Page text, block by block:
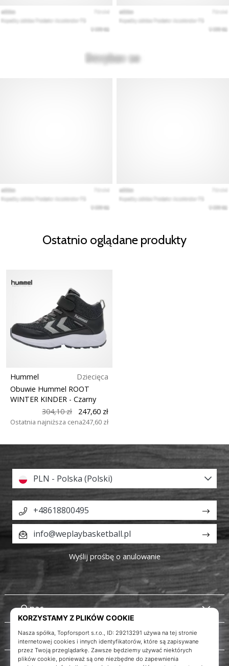
Ostatnio oglądane produkty
Hummel
Dziecięca
Obuwie Hummel ROOT
WINTER KINDER - Czarny
304,10 zł
247,60 zł
Ostatnia najniższa cena247,60 zł
O nas
Obsługa klienta
PLN - Polska (Polski)
+48618800495
info@weplaybasketball.pl
Wyślij prośbę o anulowanie